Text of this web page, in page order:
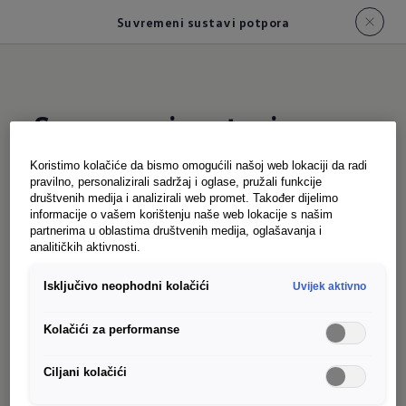
Suvremeni sustavi potpora
Suvremeni sustavi
potpora
Pomoć
i prevencija
Kako bi svaka vožnja mogla završiti onako
brojne sustave potpora koji mogu djelovati
preventivno u kritičnim situacijama.
Kontrola mrtvog kuta s
potpora s potporom
Koristimo kolačiće da bismo omogućili našoj web lokaciji da radi
pravilno, personalizirali sadržaj i oglase, pružali funkcije
društvenih medija i analizirali web promet. Također dijelimo
informacije o vašem korištenju naše web lokacije s našim
partnerima u oblastima društvenih medija, oglašavanja i
analitičkih aktivnosti.
Isključivo neophodni kolačići Uvijek aktivno
Kolačići za performanse
Ciljani kolačići